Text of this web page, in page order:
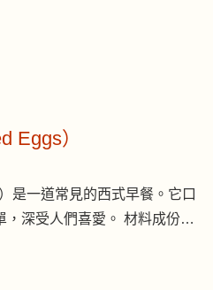
Eggs）
是一道常見的西式早餐。它口
，深受人們喜愛。 材料成份…